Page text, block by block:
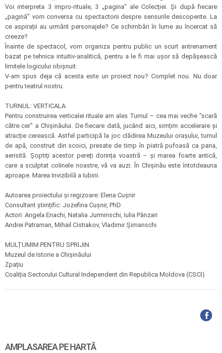
Voi interpreta 3 impro-rituale, 3 „pagina” ale Colecției. Și după fiecare
„pagină” vom conversa cu spectactorii despre sensurile descoperite. La
ce aspirații au urmărit personajele? Ce schimbări în lume au încercat să
creeze?
Înainte de spectacol, vom organiza pentru public un scurt antrenament
bazat pe tehnica intuitiv-analitică, pentru a le fi mai ușor să depășească
limitele logicului obișnuit.
V-am spus deja că acesta este un proiect nou? Complet nou. Nu doar
pentru teatrul nostru.
TURNUL: VERTICALA
Pentru construirea verticalei rituale am ales Turnul – cea mai veche "scară
către cer" a Chișinăului. De fiecare dată, jucând aici, simțim accelerare și
atracție cerească. Astfel participă la joc clădirea Muzeului orașului, turnul
de apă, construit din scoici, presate de timp în piatră pufoasă ca pana,
aerisită. Șoptiți acestor pereți dorința voastră – și marea foarte antică,
care a sculptat colinele noastre, vă va auzi. În Chișinău este întotdeauna
aproape. Marea Invizibilă a Iubirii.
Autoarea proiectului și regizoare: Elena Cușnir
Consultant științific: Jozefina Cușnir, PhD
Actori: Angela Enachi, Natalia Jurminschi, Iulia Pânzari
Andrei Patraman, Mihail Cistiakov, Vladimir Șimanschi
MULȚUMIM PENTRU SPRIJIN
Muzeul de Istorie a Chișinăului
Zpațiu
Coaliția Sectorului Cultural Independent din Republica Moldova (CSCI)
AMPLASAREA PE HARTĂ